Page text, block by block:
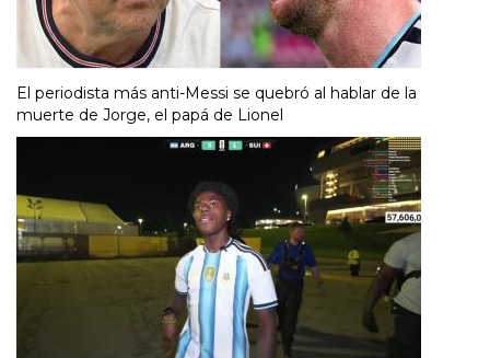
El periodista más anti-Messi se quebró al hablar de la
muerte de Jorge, el papá de Lionel